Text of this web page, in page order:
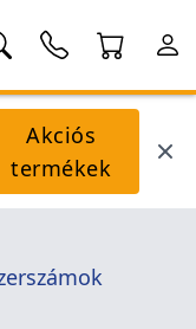
Akciós
termékek